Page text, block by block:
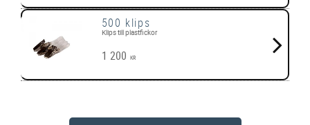
500 klips
Klips till plastfickor
1 200 KR